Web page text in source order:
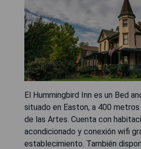
El Hummingbird Inn es un Bed
situado en Easton, a 400
de las Artes. Cuenta con
acondicionado y conexión wifi
establecimiento. También